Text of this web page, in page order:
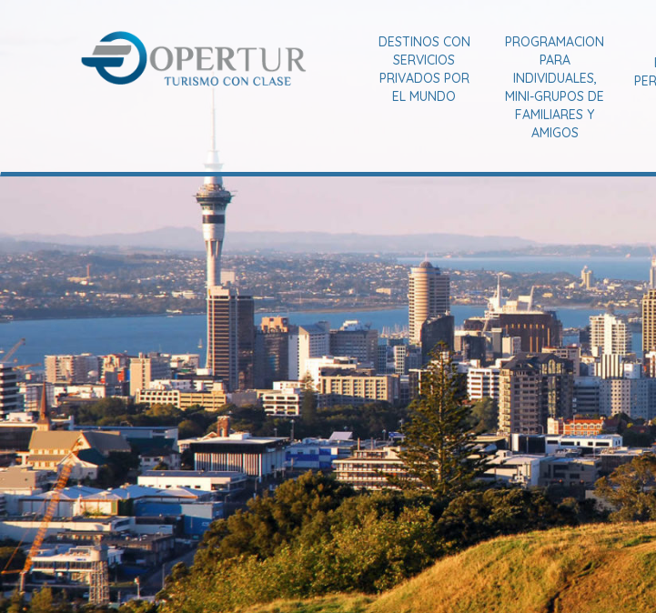
DESTINOS CON
SERVICIOS
PRIVADOS POR
EL MUNDO
PROGRAMACION
PARA
INDIVIDUALES,
MINI-GRUPOS DE
FAMILIARES Y
AMIGOS